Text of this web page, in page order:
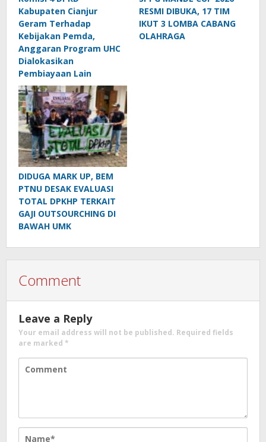
Kabupaten Cianjur
Geram Terhadap
Kebijakan Pemda,
Anggaran Program UHC
Dialokasikan
Pembiayaan Lain
RESMI DIBUKA, 17 TIM
IKUT 3 LOMBA CABANG
OLAHRAGA
DIDUGA MARK UP, BEM
PTNU DESAK EVALUASI
TOTAL DPKHP TERKAIT
GAJI OUTSOURCHING DI
BAWAH UMK
Comment
Leave a Reply
Your email address will not be published. Required fields
are marked *